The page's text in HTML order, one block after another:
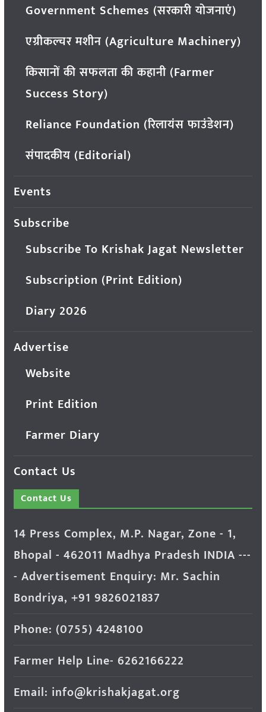
Government Schemes (सरकारी योजनाएं)
एग्रीकल्चर मशीन (Agriculture Machinery)
किसानों की सफलता की कहानी (Farmer
Success Story)
Reliance Foundation (रिलायंस फाउंडेशन)
संपादकीय (Editorial)
Events
Subscribe
Subscribe To Krishak Jagat Newsletter
Subscription (Print Edition)
Diary 2026
Advertise
Website
Print Edition
Farmer Diary
Contact Us
Contact Us
14 Press Complex, M.P. Nagar, Zone - 1,
Bhopal - 462011 Madhya Pradesh INDIA ---
- Advertisement Enquiry: Mr. Sachin
Bondriya, +91 9826021837
Phone: (0755) 4248100
Farmer Help Line- 6262166222
Email: info@krishakjagat.org